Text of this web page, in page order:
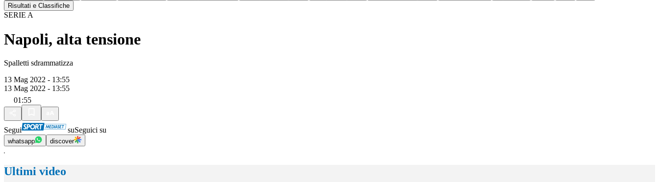
Risultati e Classifiche
SERIE A
Napoli, alta tensione
Spalletti sdrammatizza
13 Mag 2022 - 13:55
13 Mag 2022 - 13:55
01:55
Segui suSeguici su
whatsapp discover
Ultimi video